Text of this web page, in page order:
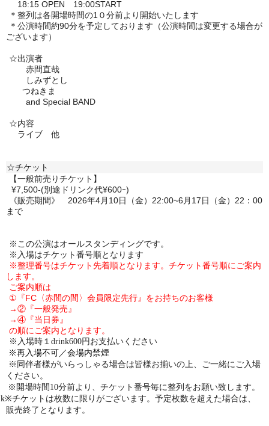
18:15 OPEN 19:00START
＊整列は各開場時間の1０分前より開始いたします
＊公演時間約90分を予定しております（公演時間は変更する場合が
ございます）
☆出演者
赤間直哉
しみずとし
つねきま
and Special BAND
☆内容
ライブ 他
☆チケット
【一般前売りチケット】
¥7,500-(別途ドリンク代¥600ｰ)
《販売期間》 2026年4月10日（金）22:00~6月17日（金）22：00
まで
※この公演はオールスタンディングです。
※入場はチケット番号順となります
※整理番号はチケット先着順となります。チケット番号順にご案内
します。
ご案内順は
①『FC〈赤間の間〉会員限定先行』をお持ちのお客様
→②『一般発売』
→④『当日券』
の順にご案内となります。
※入場時１ drink600円お支払いください
※再入場不可／会場内禁煙
※同伴者様がいらっしゃる場合は皆様お揃いの上、ご一緒にご入場
ください。
※ 開場時間10分前より、チケット番号毎に整列をお願い致します。
k※チケットは枚数に限りがございます。予定枚数を超えた場合は、
販売終了となります。